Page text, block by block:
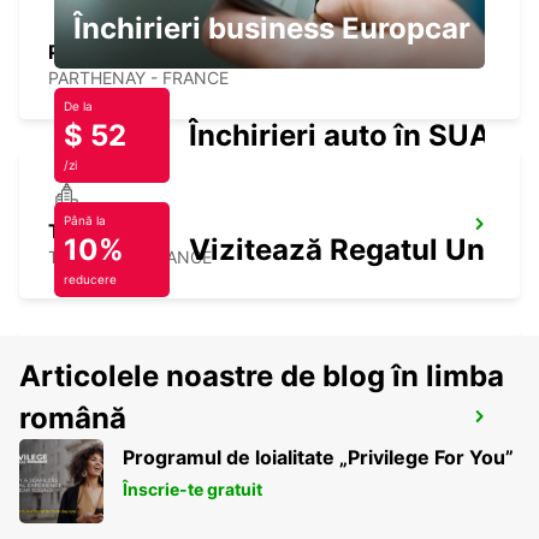
PARTHENAY
PARTHENAY - FRANCE
THOUARS
THOUARS - FRANCE
TOURS SAINT-PIERRE-DES-CORPS
RAILWAY STATION
SAINT PIERRE DES CORPS - FRANCE
Închirieri business Europcar
De la
$ 52
/zi
Închirieri auto în SUA
Până la
10%
reducere
Vizitează Regatul Unit
Articolele noastre de blog în limba
română
Programul de loialitate „Privilege For You”
Înscrie-te gratuit